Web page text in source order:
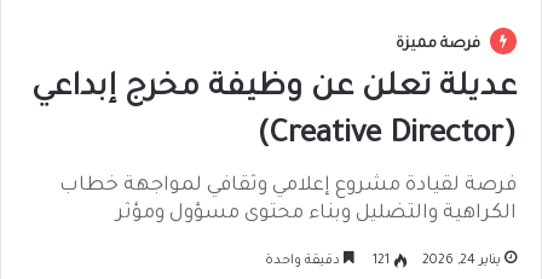
فرصة مميزة
عديلة تعلن عن وظيفة مخرج إبداعي
(Creative Director)
فرصة لقيادة مشروع إعلامي وثقافي لمواجهة خطاب
الكراهية والتضليل وبناء محتوى مسؤول ومؤثر
يناير 24, 2026 121 دقيقة واحدة